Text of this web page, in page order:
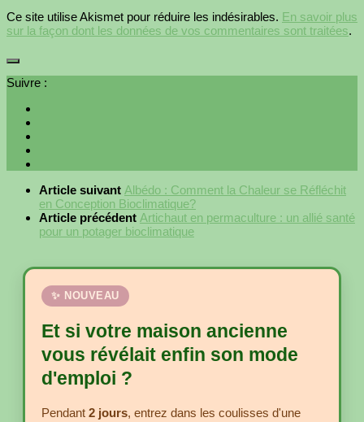
Ce site utilise Akismet pour réduire les indésirables. En savoir plus
sur la façon dont les données de vos commentaires sont traitées.
Suivre :
Article suivant Albédo : Comment la Chaleur se Réfléchit
en Conception Bioclimatique?
Article précédent Artichaut en permaculture : un allié santé
pour un potager bioclimatique
✨ NOUVEAU
Et si votre maison ancienne
vous révélait enfin son mode
d'emploi ?
Pendant 2 jours, entrez dans les coulisses d'une